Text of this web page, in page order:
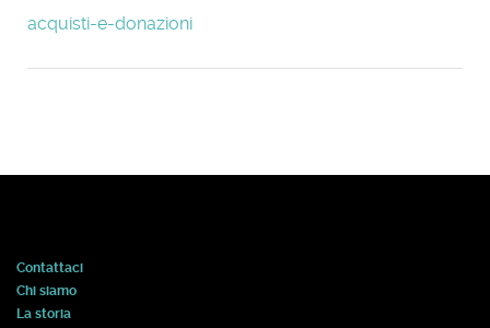
acquisti-e-donazioni
Contattaci
Chi siamo
La storia